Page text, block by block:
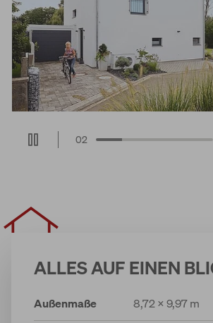
ALLES AUF EINEN
Außenmaße 8,72 x 9,97 m
02